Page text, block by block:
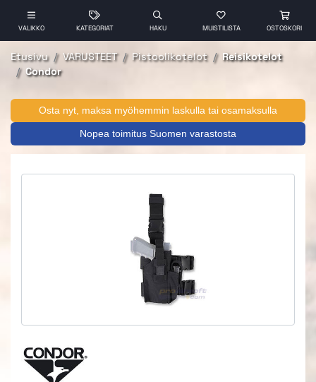
VALIKKO KATEGORIAT HAKU MUISTILISTA OSTOSKORI
Etusivu VARUSTEET Pistoolikotelot
Reisikotelot
Condor
Osta nyt, maksa myöhemmin laskulla tai osamaksulla
Nopea toimitus Suomen varastosta